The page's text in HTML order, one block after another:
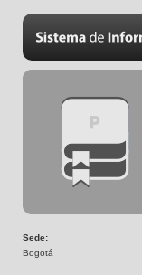
Sede:
Bogotá